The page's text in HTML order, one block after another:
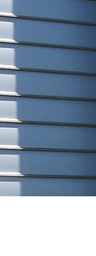
van onze
dat we ons
te
flexibiliteit